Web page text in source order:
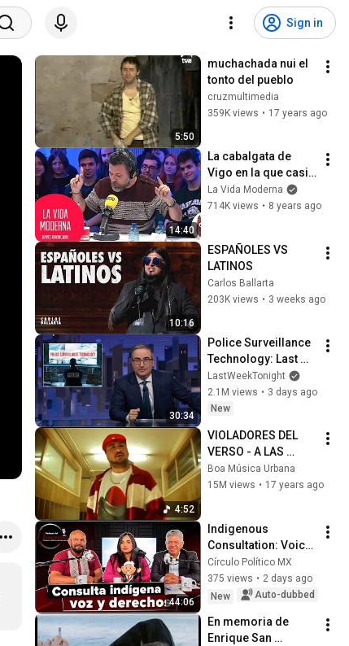
Sign in
5:50
muchachada nui el
tonto del pueblo
cruzmultimedia
359K views • 17 years ago
14:40
La cabalgata de
Vigo en la que casi
mueren los Reyes
Magos
La Vida Moderna
714K views • 8 years ago
10:16
ESPAÑOLES VS
LATINOS
Carlos Ballarta
203K views • 3 weeks ago
30:34
Police Surveillance
Technology: Last
Week Tonight with
John Oliver (HBO)
LastWeekTonight
2.1M views • 3 days ago
New
4:52
VIOLADORES DEL
VERSO - A LAS
COSAS POR SU
NOMBRE
Boa Música Urbana
15M views • 17 years ago
44:06
Indigenous
Consultation: Voice
and Rights of Native
Peoples | Well-
Being Podcast
Círculo Político MX
375 views • 2 days ago
New
Auto-dubbed
En memoria de
Enrique San